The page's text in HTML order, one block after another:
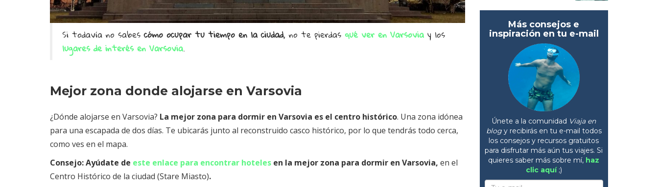
Si todavía no sabescómo ocupar tu tiempo en la ciudad, no te pierdas qué ver en Varsovia y los
lugares de interés en Varsovia.
Mejor zona donde alojarse en Varsovia
¿Dónde alojarse en Varsovia? La mejor zona para dormir en Varsovia es el centro histórico. Una zona idónea
para una escapada de dos días. Te ubicarás junto al reconstruido casco histórico, por lo que tendrás todo cerca,
como ves en el mapa.
Consejo: Ayúdate de este enlace para encontrar hoteles en la mejor zona para dormir en Varsovia, en el
Centro Histórico de la ciudad (Stare Miasto).
Más consejos e
inspiración en tu e-mail
Únete a la comunidad Viaja en
blogy recibirás en tu e-mail todos
los consejos y recursos gratuitos
para disfrutar más aún tus viajes. Si
quieres saber más sobre mí, haz
clic aquí;)